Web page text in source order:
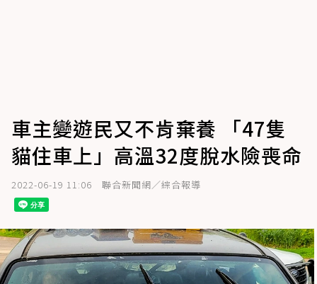
車主變遊民又不肯棄養 「47隻
貓住車上」高溫32度脫水險喪命
2022-06-19 11:06 聯合新聞網／綜合報導